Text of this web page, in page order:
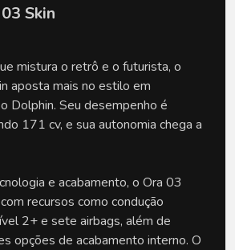
Skin
mistura o retrô e o futurista, o
aposta mais no estilo em
Dolphin. Seu desempenho é
171 cv, e sua autonomia chega a
e acabamento, o Ora 03
recursos como condução
2+ e sete airbags, além de
opções de acabamento interno. O